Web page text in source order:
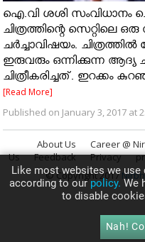
ഐ.വി ശശി സംവിധാനം
ചിത്രത്തിന്റെ സെറ്റിലെ
ചര്‍ച്ചാവിഷയം.
ഇരുവരും ഒന്നിക്കുന്ന ആദ്യ
ചിത്രീകരിച്ചത്. ഇറക്കം
[Read More]
Published on January 3, 2017 at
About Us Career @
Us
Feedback Privacy
© Copyright 2017
Like most websites we
according to ourpolicy.We
to disable
Nah!